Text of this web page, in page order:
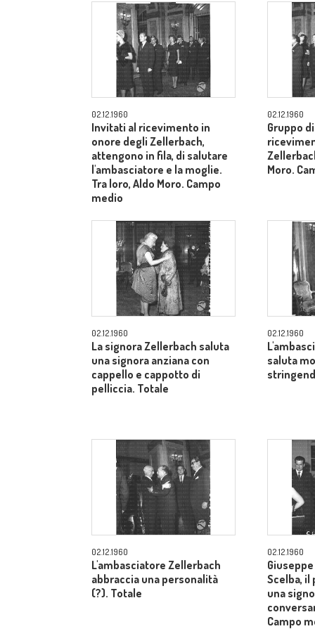
02.12.1960
Invitati al ricevimento in
onore degli Zellerbach,
attengono in fila, di salutare
l'ambasciatore e la moglie.
Tra loro, Aldo Moro. Campo
medio
02.12.1960
Gruppo
Moro.
02.12.1960
La signora Zellerbach saluta
una signora anziana con
cappello e cappotto di
pelliccia. Totale
02.12.1960
saluta
02.12.1960
L'ambasciatore Zellerbach
abbraccia una personalità
(?). Totale
02.12.1960
Scelba,
una
Campo